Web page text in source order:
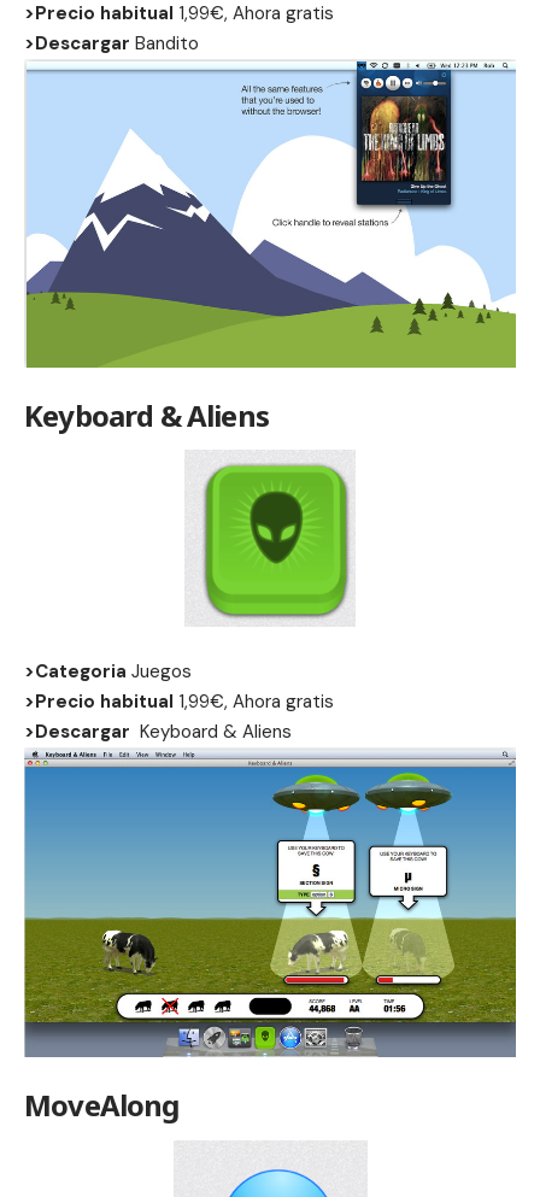
>Precio habitual 1,99€, Ahora gratis
>Descargar Bandito
Keyboard & Aliens
>Categoria Juegos
>Precio habitual 1,99€, Ahora gratis
>Descargar Keyboard & Aliens
MoveAlong